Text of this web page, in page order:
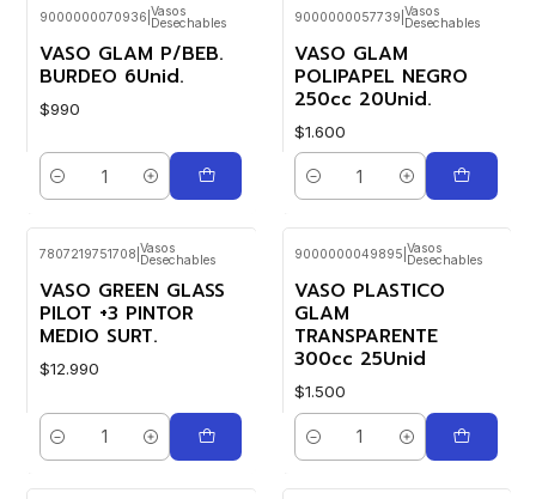
9000000070936 Vasos
Desechables
VASO GLAM P/BEB.
BURDEO 6Unid.
$990
Cantidad
9000000057739 Vasos
Desechables
VASO GLAM
POLIPAPEL NEGRO
250cc 20Unid.
$1.600
Cantidad
7807219751708 Vasos
Desechables
VASO GREEN GLASS
PILOT +3 PINTOR
MEDIO SURT.
$12.990
Cantidad
9000000049895 Vasos
Desechables
VASO PLASTICO
GLAM
TRANSPARENTE
300cc 25Unid
$1.500
Cantidad